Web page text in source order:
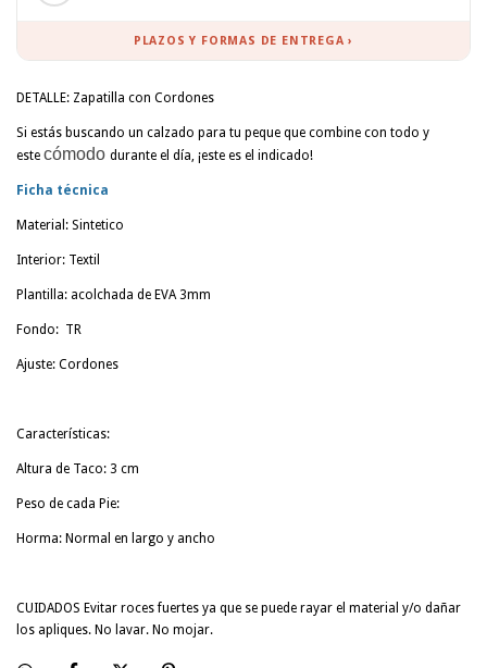
PLAZOS Y FORMAS DE ENTREGA ›
DETALLE: Zapatilla con Cordones
Si estás buscando un calzado para tu peque que combine con todo y
este cómodo durante el día, ¡este es el indicado!
Ficha técnica
Material: Sintetico
Interior: Textil
Plantilla: acolchada de EVA 3mm
Fondo: TR
Ajuste: Cordones
Características:
Altura de Taco: 3 cm
Peso de cada Pie:
Horma: Normal en largo y ancho
CUIDADOS Evitar roces fuertes ya que se puede rayar el material y/o dañar
los apliques. No lavar. No mojar.